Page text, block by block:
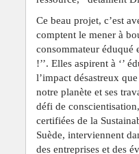
Ce beau projet, c’est
comptent le mener à
consommateur éduqué
!’’. Elles aspirent à ‘’
l’impact désastreux
notre planète et ses
défi de
certifiées de la
Suède, interviennent
des entreprises et des